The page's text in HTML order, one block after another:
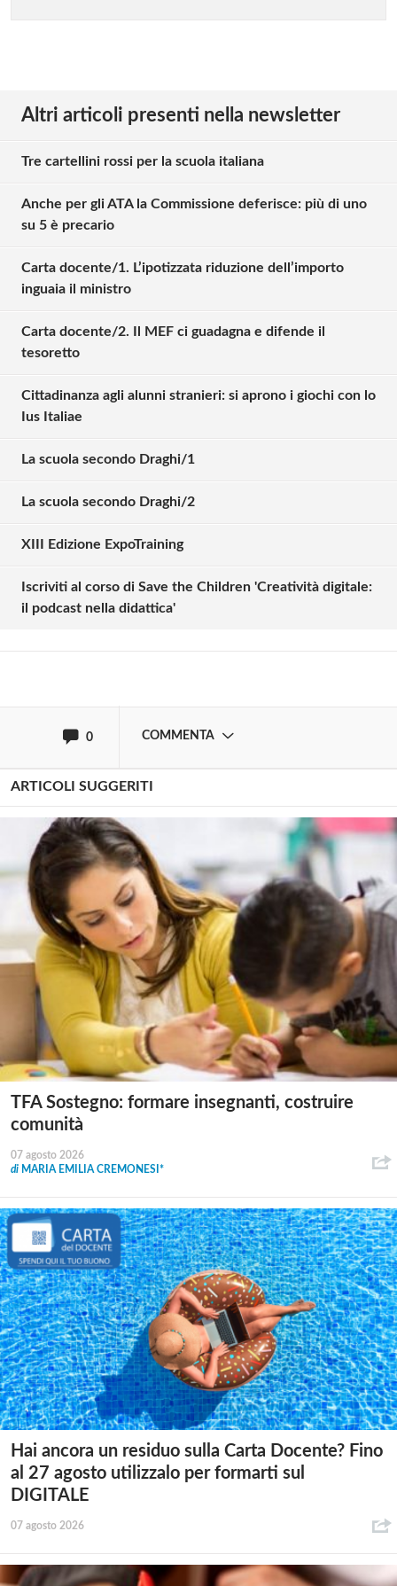
Altri articoli presenti nella newsletter
Tre cartellini rossi per la scuola italiana
Anche per gli ATA la Commissione deferisce: più di uno
su 5 è precario
Carta docente/1. L’ipotizzata riduzione dell’importo
inguaia il ministro
Carta docente/2. Il MEF ci guadagna e difende il
tesoretto
Cittadinanza agli alunni stranieri: si aprono i giochi con lo
Ius Italiae
La scuola secondo Draghi/1
La scuola secondo Draghi/2
XIII Edizione ExpoTraining
Iscriviti al corso di Save the Children 'Creatività digitale:
il podcast nella didattica'
0 COMMENTA
Solo gli utenti registrati possono
Effettua il Login
ARTICOLI SUGGERITI
TFA Sostegno: formare insegnanti, costruire
comunità
07 agosto 2026
di MARIA EMILIA CREMONESI*
Hai ancora un residuo sulla Carta Docente? Fino
al 27 agosto utilizzalo per formarti sul
DIGITALE
07 agosto 2026